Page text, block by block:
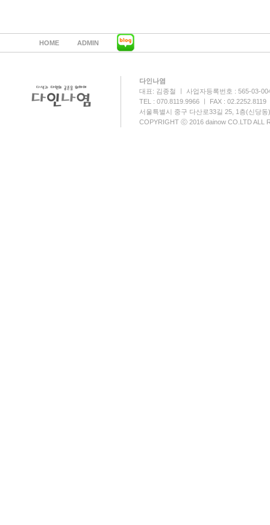
HOME ADMIN
다인나염
대표: 김종철 ㅣ 사업자등록번호 : 565-03-
TEL : 070.8119.9966 ㅣ FAX : 02.2252.8119
서울특별시 중구 다산로33길 25, 1층(신당동)
COPYRIGHT ⓒ 2016 dainow CO.LTD ALL